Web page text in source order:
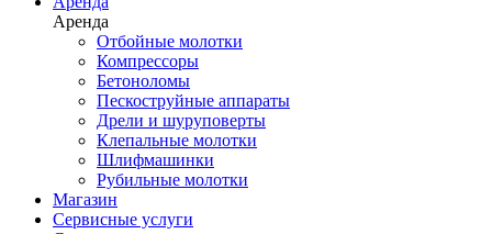
Аренда
Отбойные молотки
Компрессоры
Бетоноломы
Пескоструйные аппараты
Дрели и шуруповерты
Клепальные молотки
Шлифмашинки
Рубильные молотки
Магазин
Сервисные услуги